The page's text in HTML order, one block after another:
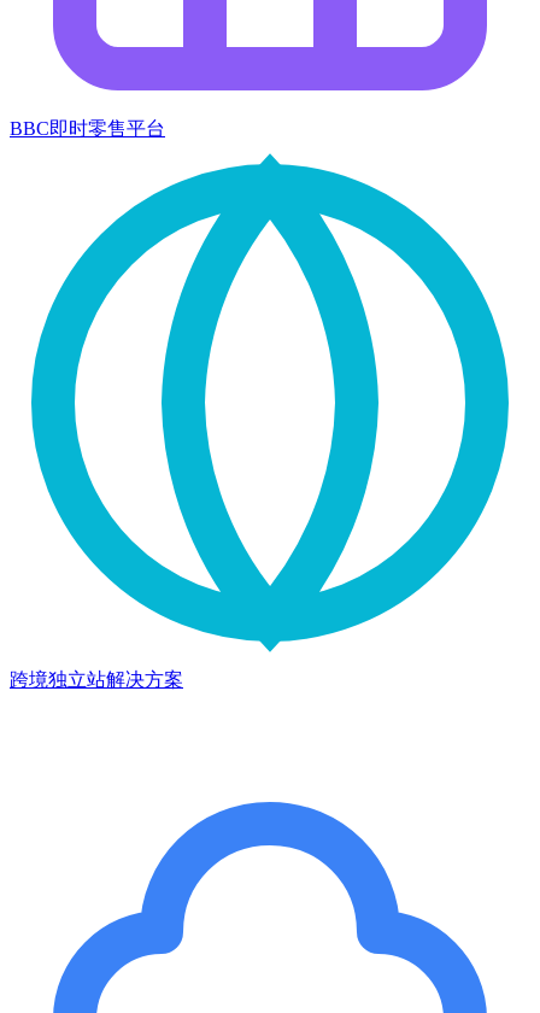
BBC即时零售平台
跨境独立站解决方案